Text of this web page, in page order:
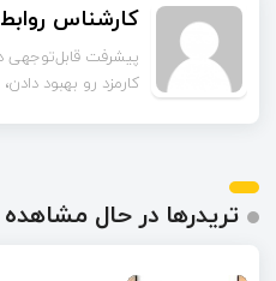
کارشناس
پیشرفت قابل‌توجهی
کارمزد رو بهبود
تریدرها در حال